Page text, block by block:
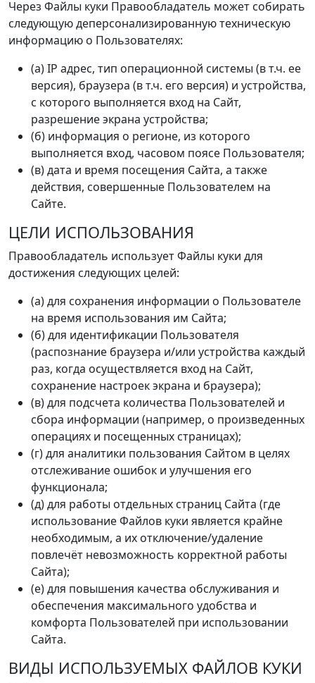
Через Файлы куки Правообладатель может собирать
следующую деперсонализированную техническую
информацию о Пользователях:
(а) IP адрес, тип операционной системы (в т.ч. ее
версия), браузера (в т.ч. его версия) и устройства,
с которого выполняется вход на Сайт,
разрешение экрана устройства;
(б) информация о регионе, из которого
выполняется вход, часовом поясе Пользователя;
(в) дата и время посещения Сайта, а также
действия, совершенные Пользователем на
Сайте.
ЦЕЛИ ИСПОЛЬЗОВАНИЯ
Правообладатель использует Файлы куки для
достижения следующих целей:
(а) для сохранения информации о Пользователе
на время использования им Сайта;
(б) для идентификации Пользователя
(распознание браузера и/или устройства каждый
раз, когда осуществляется вход на Сайт,
сохранение настроек экрана и браузера);
(в) для подсчета количества Пользователей и
сбора информации (например, о произведенных
операциях и посещенных страницах);
(г) для аналитики пользования Сайтом в целях
отслеживание ошибок и улучшения его
функционала;
(д) для работы отдельных страниц Сайта (где
использование Файлов куки является крайне
необходимым, а их отключение/удаление
повлечёт невозможность корректной работы
Сайта);
(е) для повышения качества обслуживания и
обеспечения максимального удобства и
комфорта Пользователей при использовании
Сайта.
ВИДЫ ИСПОЛЬЗУЕМЫХ ФАЙЛОВ КУКИ